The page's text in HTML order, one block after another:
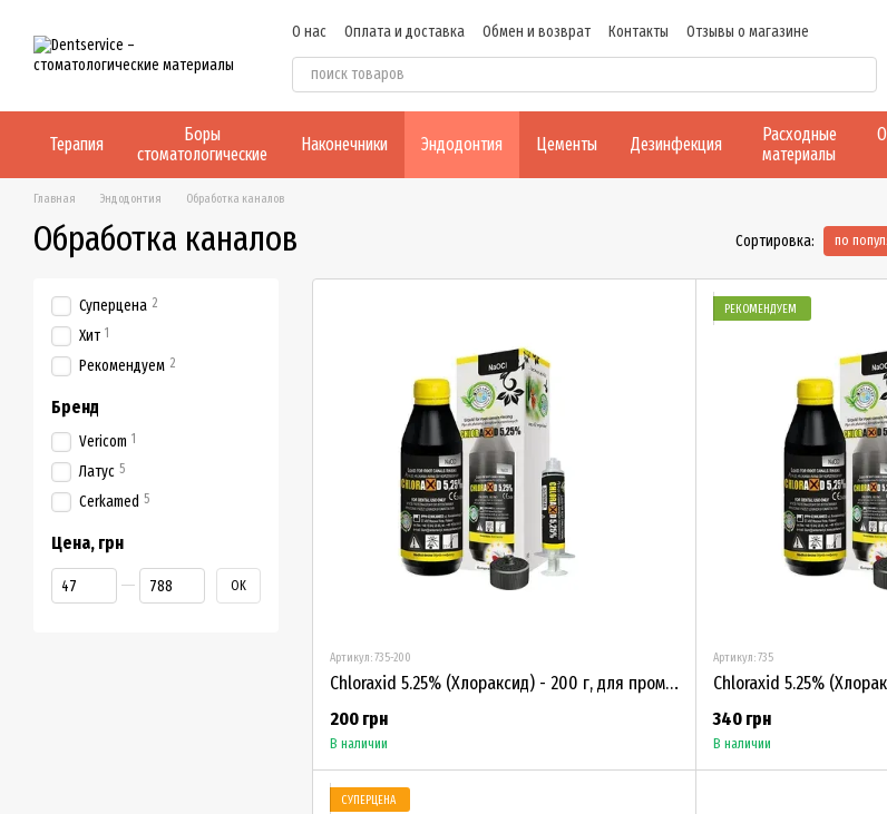
О нас Оплата и доставка Обмен и возврат Контакты Отзывы о магазине
Терапия
Боры
стоматологические
Наконечники Эндодонтия Цементы Дезинфекция
Расходные
материалы
Главная Эндодонтия Обработка каналов
Обработка каналов Сортировка: по
Артикул: 735-200
Chloraxid 5.25% (Хлораксид) - 200 г, для промывания корневых каналов
200 грн
В наличии
РЕКОМЕНДУЕМ
Артикул: 735
340 грн
В наличии
СУПЕРЦЕНА
Суперцена 2
Хит 1
Рекомендуем 2
Бренд
Vericom 1
Латус 5
Cerkamed 5
Цена, грн
От Цена, грн
До Цена, грн OK